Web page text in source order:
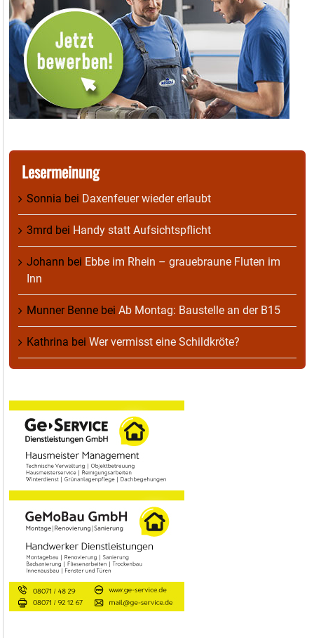
Lesermeinung
Sonnia bei Daxenfeuer wieder erlaubt
3mrd bei Handy statt Aufsichtspflicht
Johann bei Ebbe im Rhein – grauebraune Fluten im
Inn
Munner Benne bei Ab Montag: Baustelle an der B15
Kathrina bei Wer vermisst eine Schildkröte?